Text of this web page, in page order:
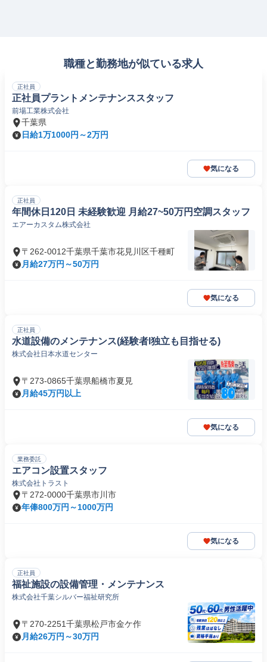
職種と勤務地が似ている求人
正社員
正社員プラントメンテナンススタッフ
前場工業株式会社
千葉県
日給1万1000円～2万円
気になる
正社員
年間休日120日 未経験歓迎 月給27~50万円空調スタッフ
エアーカスタム株式会社
〒262-0012千葉県千葉市花見川区千種町
月給27万円～50万円
気になる
正社員
水道設備のメンテナンス(経験者l独立も目指せる)
株式会社日本水道センター
〒273-0865千葉県船橋市夏見
月給45万円以上
気になる
業務委託
エアコン設置スタッフ
株式会社トラスト
〒272-0000千葉県市川市
年俸800万円～1000万円
気になる
正社員
福祉施設の設備管理・メンテナンス
株式会社千葉シルバー福祉研究所
〒270-2251千葉県松戸市金ケ作
月給26万円～30万円